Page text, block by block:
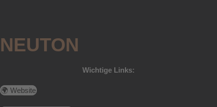
NEUTON
Wichtige Links:
🌍 Website